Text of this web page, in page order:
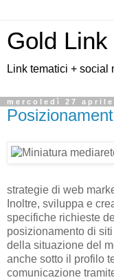
Gold
Link tematici + social
mercoledì 27 aprile
strategie di web
Inoltre, sviluppa e
specifiche richieste
posizionamento di
della situazione del
anche sotto il profilo
comunicazione